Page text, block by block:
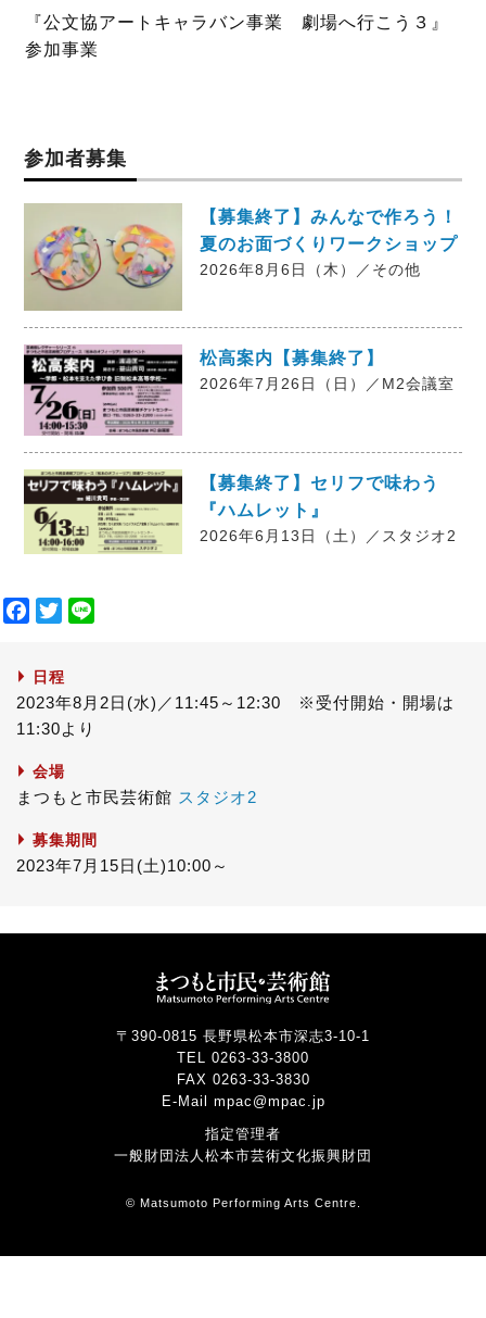
『公文協アートキャラバン事業 劇場へ行こう３』
参加事業
参加者募集
【募集終了】みんなで作ろう！
夏のお面づくりワークショップ
2026年8月6日（木）／その他
松高案内【募集終了】
2026年7月26日（日）／M2会議室
【募集終了】セリフで味わう
『ハムレット』
2026年6月13日（土）／スタジオ2
F
e
b
o
o
k
T
t
t
e
r
日程
2023年8月2日(水)／11:45～12:30 ※受付開始・開場は
11:30より
会場
まつもと市民芸術館 スタジオ2
募集期間
2023年7月15日(土)10:00～
〒390-0815 長野県松本市深志3-10-1
TEL 0263-33-3800
FAX 0263-33-3830
E-Mail mpac@mpac.jp
指定管理者
一般財団法人松本市芸術文化振興財団
© Matsumoto Performing Arts Centre.